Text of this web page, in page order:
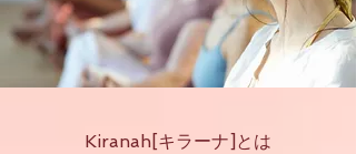
Kiranah[キラーナ]とは